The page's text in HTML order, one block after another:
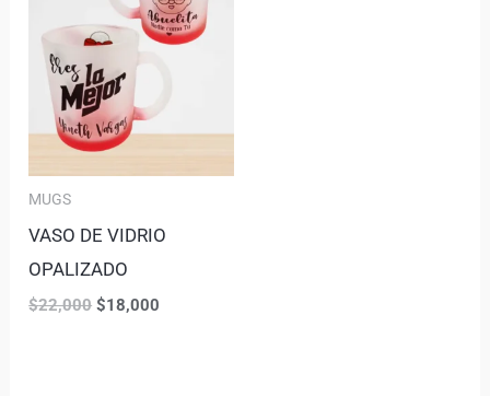
MUGS
VASO DE VIDRIO
OPALIZADO
$22,000 $18,000